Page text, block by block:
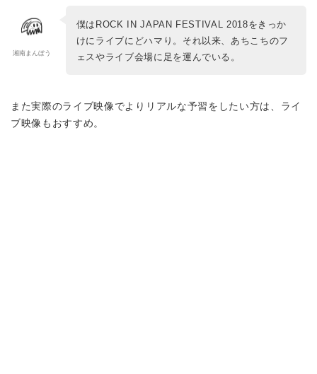
湘南まんぼう
僕はROCK IN JAPAN FESTIVAL 2018をきっか
けにライブにどハマり。それ以来、あちこちのフ
ェスやライブ会場に足を運んでいる。
また実際のライブ映像でよりリアルな予習をしたい方は、ライ
ブ映像もおすすめ。